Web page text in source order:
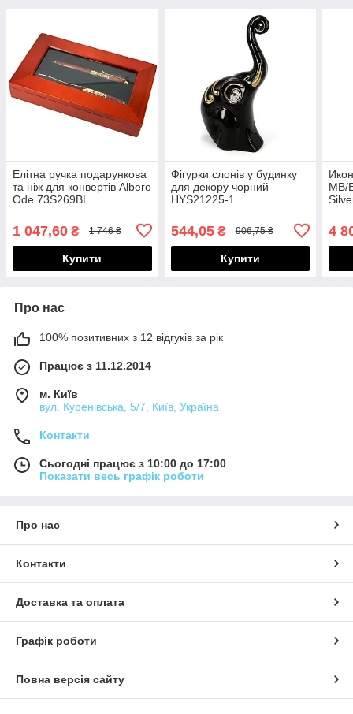
Елітна ручка подарункова
та ніж для конвертів Albero
Ode 73S269BL
1 047,60 ₴ 1 746 ₴
Купити
Фігурки слонів у будинку
для декору чорний
HYS21225-1
544,05₴ 906,75 ₴
Купити
MB/
4
Про нас
100% позитивних з 12 відгуків за рік
Працює з 11.12.2014
м. Київ
вул. Куренівська, 5/7, Київ, Україна
Контакти
Сьогодні працює з 10:00 до 17:00
Показати весь графік роботи
Про нас
Контакти
Доставка та оплата
Графік роботи
Повна версія сайту